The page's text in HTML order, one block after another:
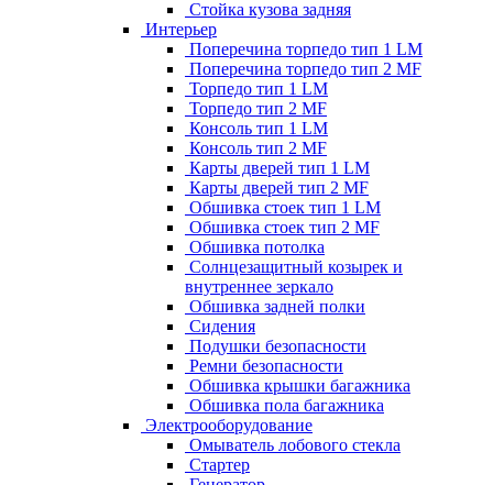
Стойка кузова задняя
Интерьер
Поперечина торпедо тип 1 LM
Поперечина торпедо тип 2 MF
Торпедо тип 1 LM
Торпедо тип 2 MF
Консоль тип 1 LM
Консоль тип 2 MF
Карты дверей тип 1 LM
Карты дверей тип 2 MF
Обшивка стоек тип 1 LM
Обшивка стоек тип 2 MF
Обшивка потолка
Солнцезащитный козырек и
внутреннее зеркало
Обшивка задней полки
Сидения
Подушки безопасности
Ремни безопасности
Обшивка крышки багажника
Обшивка пола багажника
Электрооборудование
Омыватель лобового стекла
Стартер